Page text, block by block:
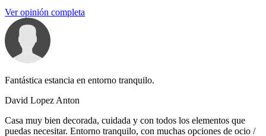
Ver opinión completa
Fantástica estancia en entorno tranquilo.
David Lopez Anton
Casa muy bien decorada, cuidada y con todos los elementos que
puedas necesitar. Entorno tranquilo, con muchas opciones de ocio /